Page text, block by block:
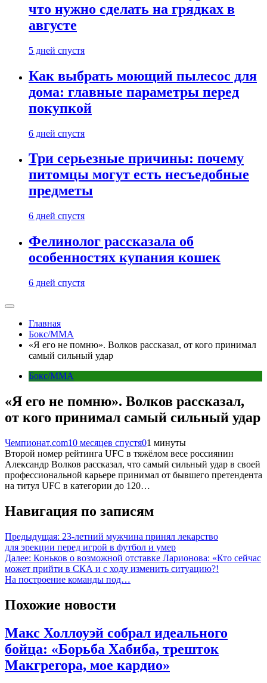
что нужно сделать на грядках в
августе
5 дней спустя
Как выбрать моющий пылесос для
дома: главные параметры перед
покупкой
6 дней спустя
Три серьезные причины: почему
питомцы могут есть несъедобные
предметы
6 дней спустя
Фелинолог рассказала об
особенностях купания кошек
6 дней спустя
Главная
Бокс/MMA
«Я его не помню». Волков рассказал, от кого принимал
самый сильный удар
Бокс/MMA
«Я его не помню». Волков рассказал,
от кого принимал самый сильный удар
Чемпионат.com10 месяцев спустя01 минуты
Второй номер рейтинга UFC в тяжёлом весе россиянин
Александр Волков рассказал, что самый сильный удар в своей
профессиональной карьере принимал от бывшего претендента
на титул UFC в категории до 120…
Навигация по записям
Предыдущая: 23-летний мужчина принял лекарство
для эрекции перед игрой в футбол и умер
Далее: Коньков о возможной отставке Ларионова: «Кто сейчас
может прийти в СКА и с ходу изменить ситуацию?!
На построение команды под…
Похожие новости
Макс Холлоуэй собрал идеального
бойца: «Борьба Хабиба, трешток
Макгрегора, мое кардио»